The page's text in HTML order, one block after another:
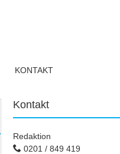
KONTAKT
Kontakt
Redaktion
0201 / 849 419